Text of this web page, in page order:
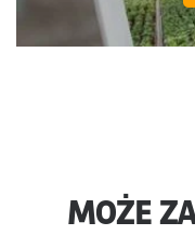
MOŻE